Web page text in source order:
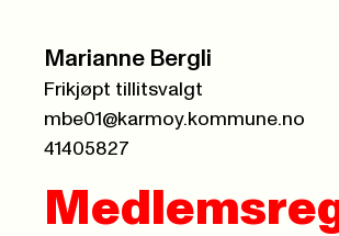
Marianne Bergli
Frikjøpt tillitsvalgt
mbe01@karmoy.kommune.no
41405827